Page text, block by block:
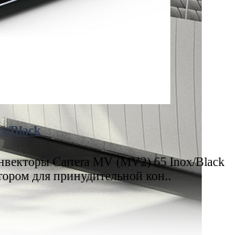
Black
Carrera MV (MV2) 65 Inox/Black
для принудительной кон..